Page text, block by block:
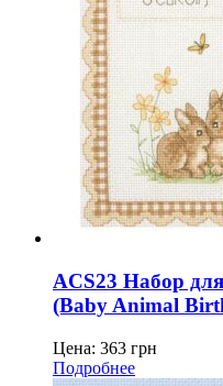
ACS23 Набор
(Baby Animal
Цена: 363 грн
Подробнее